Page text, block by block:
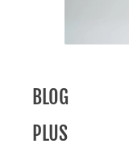
BLOG
PLUS